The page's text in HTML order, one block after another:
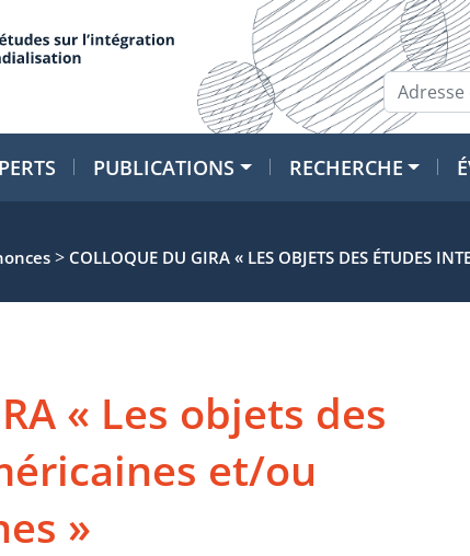
PUBLICATIONS RECHERCHE
> COLLOQUE DU GIRA « LES OBJETS DES ÉTUDES
« Les objets des
et/ou
»